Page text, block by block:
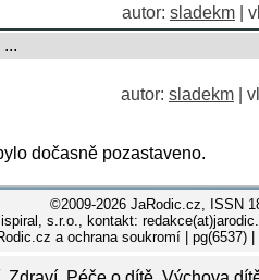
autor: sladekm |
autor: sladekm |
dočasně pozastaveno.
©2009-2026 JaRodic.cz, ISSN
s.r.o., kontakt:
a ochrana soukromí | pg(6537) |